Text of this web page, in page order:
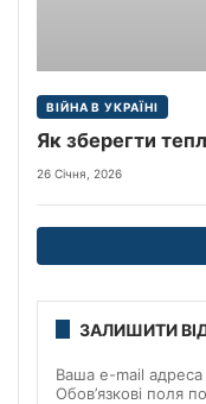
ВІЙНА В УКРАЇНІ
Як зберегти
26 Січня, 2026
ЗАЛИШИТИ
Ваша e-mail
Обов’язкові поля